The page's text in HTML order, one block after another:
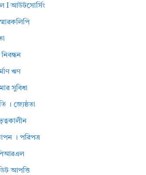
I আউটসোর্সিং
ঋণ
সুবিধা
। জ্যেষ্ঠতা
। পরিপত্র
পিআরএল
আপত্তি